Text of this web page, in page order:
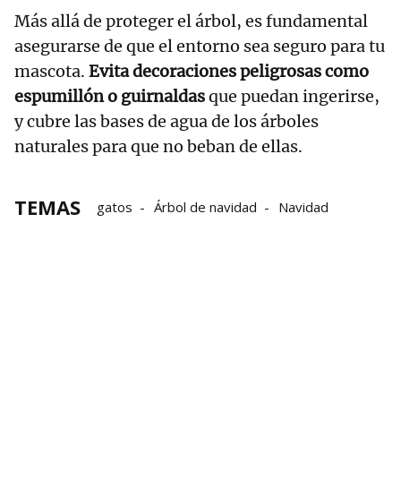
Más allá de proteger el árbol, es fundamental
asegurarse de que el entorno sea seguro para tu
mascota. Evita decoraciones peligrosas como
espumillón o guirnaldasque puedan ingerirse,
y cubre las bases de agua de los árboles
naturales para que no beban de ellas.
TEMAS gatos Árbol de navidad Navidad